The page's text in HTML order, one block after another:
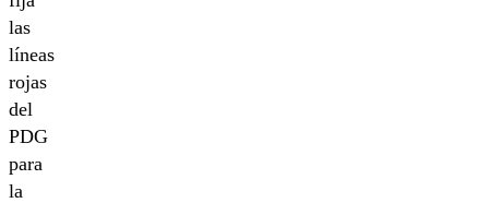
las
líneas
rojas
del
PDG
para
la